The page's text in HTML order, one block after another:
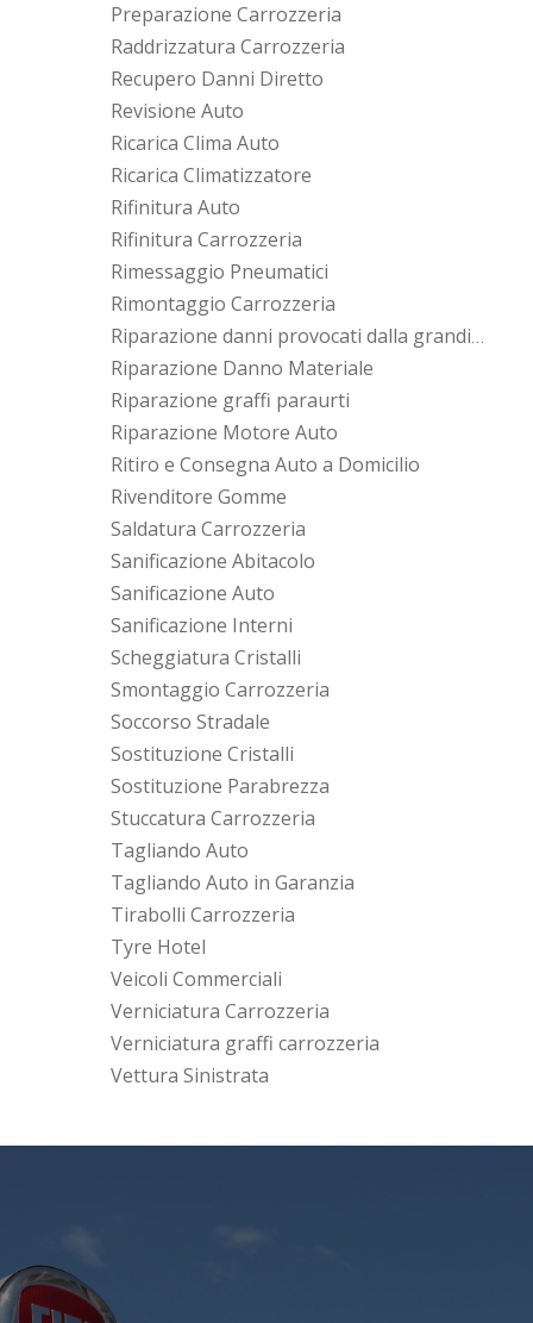
Preparazione Carrozzeria
Raddrizzatura Carrozzeria
Recupero Danni Diretto
Revisione Auto
Ricarica Clima Auto
Ricarica Climatizzatore
Rifinitura Auto
Rifinitura Carrozzeria
Rimessaggio Pneumatici
Rimontaggio Carrozzeria
Riparazione danni provocati dalla grandine
Riparazione Danno Materiale
Riparazione graffi paraurti
Riparazione Motore Auto
Ritiro e Consegna Auto a Domicilio
Rivenditore Gomme
Saldatura Carrozzeria
Sanificazione Abitacolo
Sanificazione Auto
Sanificazione Interni
Scheggiatura Cristalli
Smontaggio Carrozzeria
Soccorso Stradale
Sostituzione Cristalli
Sostituzione Parabrezza
Stuccatura Carrozzeria
Tagliando Auto
Tagliando Auto in Garanzia
Tirabolli Carrozzeria
Tyre Hotel
Veicoli Commerciali
Verniciatura Carrozzeria
Verniciatura graffi carrozzeria
Vettura Sinistrata